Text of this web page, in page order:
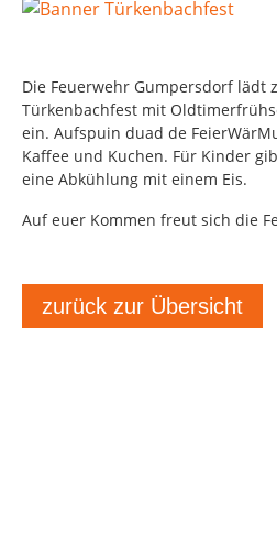
Die Feuerwehr Gumpersdorf lädt
Türkenbachfest mit
ein. Aufspuin duad de
Kaffee und Kuchen. Für Kinder
eine Abkühlung mit einem Eis.
Auf euer Kommen freut sich die
zurück zur Übersicht